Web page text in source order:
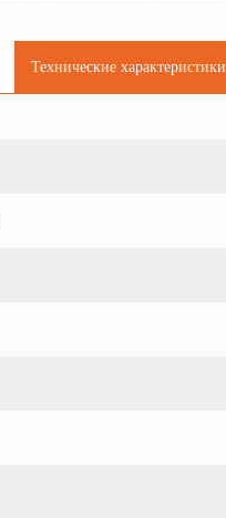
Технические характеристики